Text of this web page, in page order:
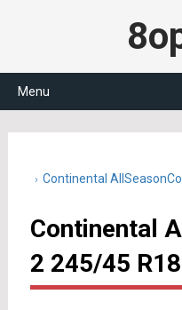
Menu
Continental
Continental
2 245/45